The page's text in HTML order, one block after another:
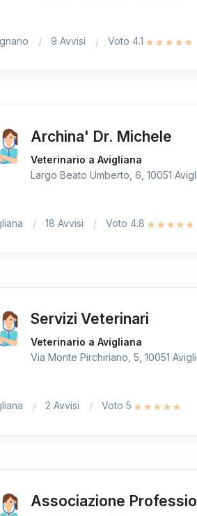
9 Avvisi Voto 4.1
Archina' Dr. Michele
Veterinario a Avigliana
Largo Beato Umberto, 6, 10051
18 Avvisi Voto 4.8
Servizi Veterinari
Veterinario a Avigliana
Via Monte Pirchiriano, 5, 10051
2 Avvisi Voto 5
Associazione